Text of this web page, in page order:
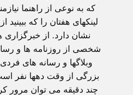
که به نوعی از راهنما
لينکهای هفتان را که ببينيد
نشان دارد. از خبرگزاری
شخصی از روزنامه ها و
وبلاگها و رسانه های
بزرگی از وقت دهها نفر
چند دقيقه می توان مرور